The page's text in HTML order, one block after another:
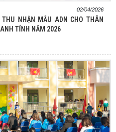
02/04/2026
THU NHẬN MẪU ADN CHO THÂN
TÍNH NĂM 2026